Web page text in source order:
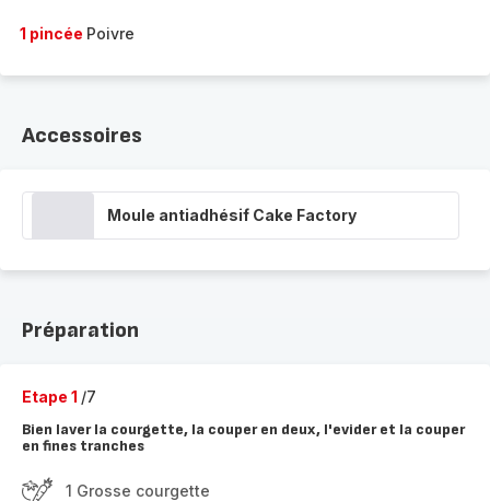
1 pincée Poivre
Accessoires
Moule antiadhésif Cake Factory
Préparation
Etape 1 /7
Bien laver la courgette, la couper en deux, l'evider et la couper
en fines tranches
1 Grosse courgette